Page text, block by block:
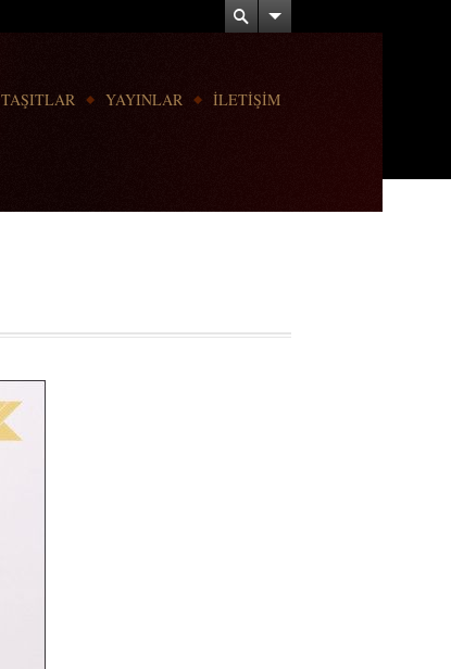
TAŞITLAR YAYINLAR İLETİŞİM